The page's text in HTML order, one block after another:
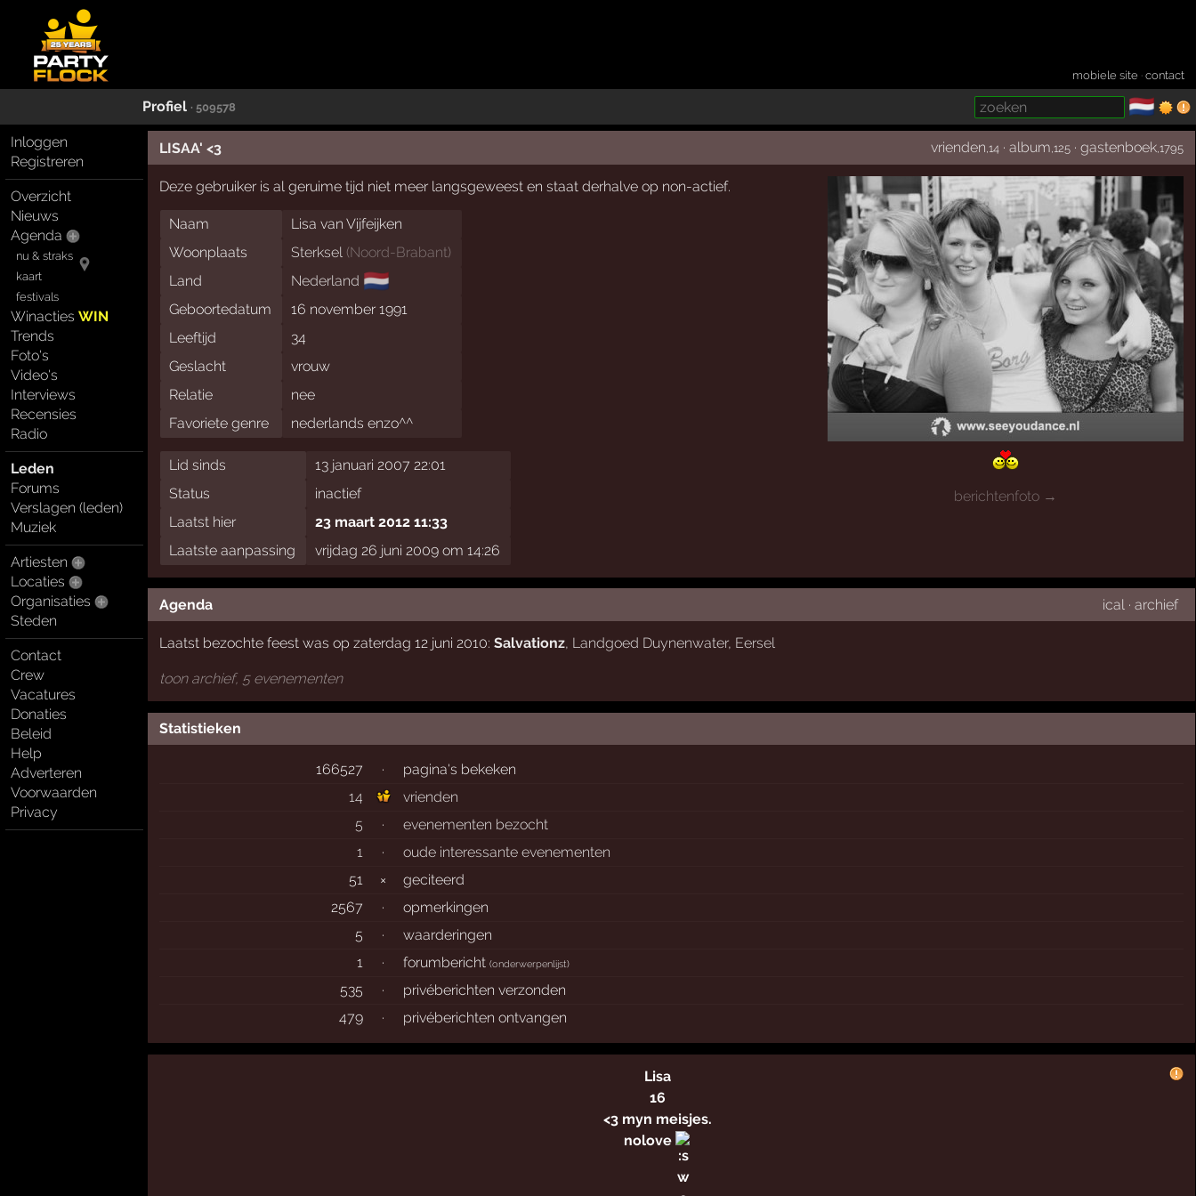
mobiele site ·contact
Profiel · 509578 🇳🇱
Inloggen
Registreren
Overzicht
Nieuws
Agenda
nu & straks
kaart
festivals
WinactiesWIN
Trends
Foto's
Video's
Interviews
Recensies
Radio
Leden
Forums
Verslagen (leden)
Muziek
Artiesten
Locaties
Organisaties
Steden
Contact
Crew
Vacatures
Donaties
Beleid
Help
Adverteren
Voorwaarden
Privacy
LISAA' <3 vrienden ,14 ·album ,125 ·gastenboek,1795
berichtenfoto →
Deze gebruiker is al geruime tijd niet meer langsgeweest en staat derhalve op non-actief.
Naam
Lisa van Vijfeijken
Woonplaats
Sterksel (Noord-Brabant)
Land
Nederland 🇳🇱
Geboortedatum
16 november 1991
Leeftijd
34
Geslacht
vrouw
Relatie
nee
Favoriete genre
nederlands enzo^^
Lid sinds
13 januari 2007 22:01
Status
inactief
Laatst hier
23 maart 2012 11:33
Laatste aanpassing
vrijdag 26 juni 2009 om 14:26
Agenda ical · archief
Laatst bezochte feest was op zaterdag 12 juni 2010: Salvationz, Landgoed Duynenwater, Eersel
toon archief, 5 evenementen
Statistieken
166527 ·
pagina's bekeken
14
vrienden
5
·
evenementen bezocht
1
·
oude interessante evenementen
51
×
geciteerd
2567
·
opmerkingen
5
·
waarderingen
1
· forumbericht(onderwerpenlijst)
535 ·
privéberichten verzonden
479
· privéberichten ontvangen
Lisa
16
<3 myn meisjes.
nolove